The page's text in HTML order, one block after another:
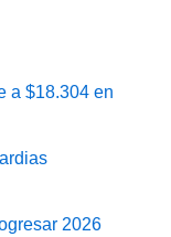
a $18.304 en
2026